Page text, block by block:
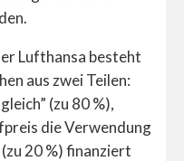
Lufthansa besteht
aus zwei Teilen:
(zu 80 %),
die Verwendung
20 %) finanziert